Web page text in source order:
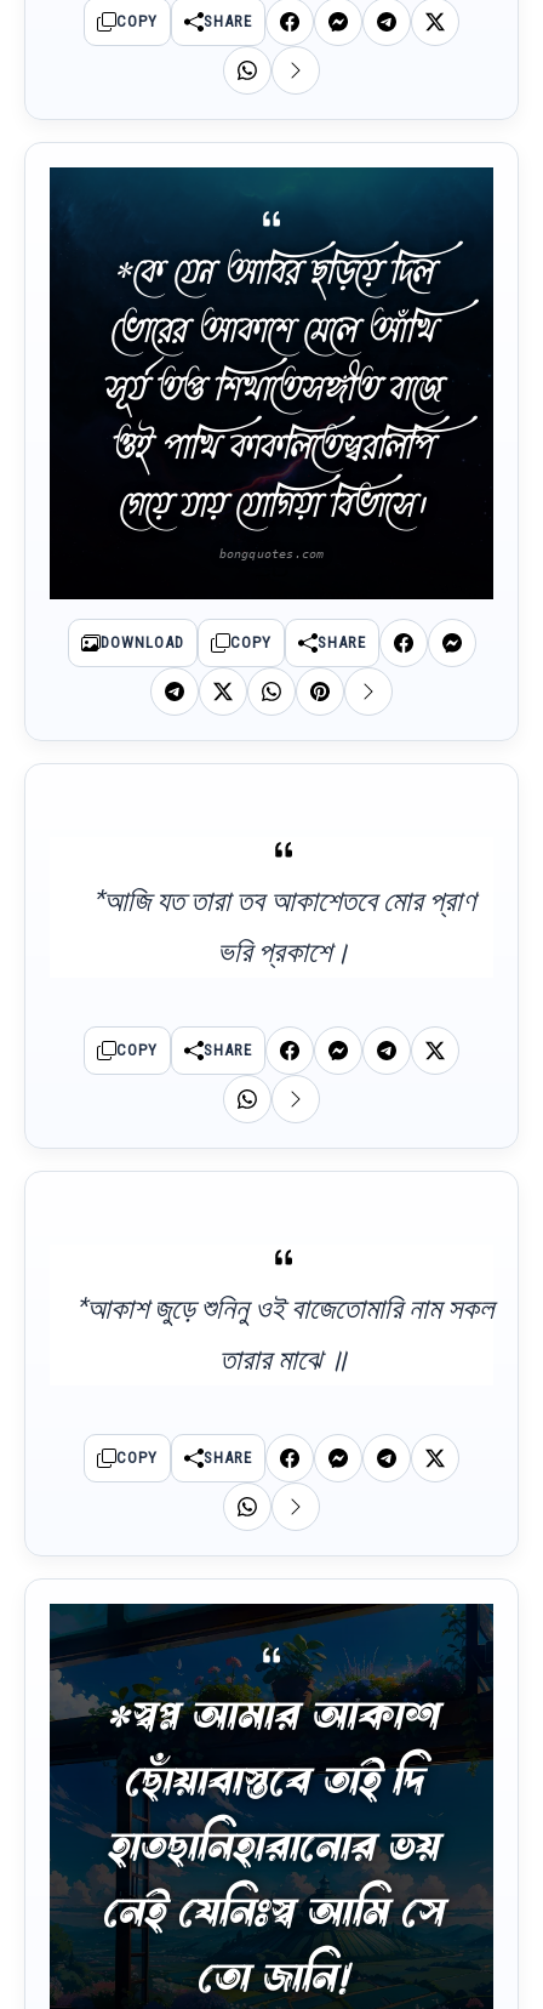
COPY SHARE
*কে যেন আবির ছড়িয়ে দিল
ভোরের আকাশে মেলে আঁখি
সূর্য তপ্ত শিখাতেসঙ্গীত বাজে
ওই পাখি কাকলিতেস্বরলিপি
গেয়ে যায় যোগিয়া বিভাসে।
DOWNLOAD COPY SHARE
*আজি যত তারা তব আকাশেতবে মোর প্রাণ
ভরি প্রকাশে।
COPY SHARE
*আকাশ জুড়ে শুনিনু ওই বাজেতোমারি নাম সকল
তারার মাঝে ॥
COPY SHARE
*স্বপ্ন আমার আকাশ
ছোঁয়াবাস্তবে তাই দি
হাতছানিহারানোর ভয়
নেই যেনিঃস্ব আমি সে
তো জানি!